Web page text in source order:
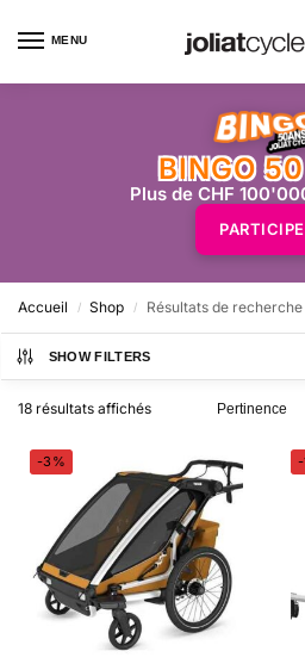
MENU
BINGO
Plus de CHF
Accueil / Shop / Résultats de
SHOW FILTERS
18 résultats affichés
-3% -